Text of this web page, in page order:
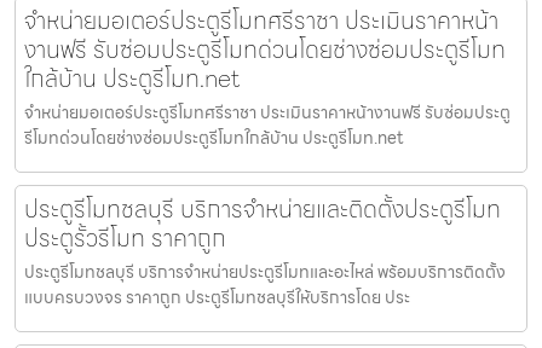
จำหน่ายมอเตอร์ประตูรีโมทศรีราชา ประเมินราคาหน้า
งานฟรี รับซ่อมประตูรีโมทด่วนโดยช่างซ่อมประตูรีโมท
ใกล้บ้าน ประตูรีโมท.net
จำหน่ายมอเตอร์ประตูรีโมทศรีราชา ประเมินราคาหน้างานฟรี รับซ่อมประตู
รีโมทด่วนโดยช่างซ่อมประตูรีโมทใกล้บ้าน ประตูรีโมท.net
ประตูรีโมทชลบุรี บริการจำหน่ายและติดตั้งประตูรีโมท
ประตูรั้วรีโมท ราคาถูก
ประตูรีโมทชลบุรี บริการจำหน่ายประตูรีโมทและอะไหล่ พร้อมบริการติดตั้ง
แบบครบวงจร ราคาถูก ประตูรีโมทชลบุรีให้บริการโดย ประ